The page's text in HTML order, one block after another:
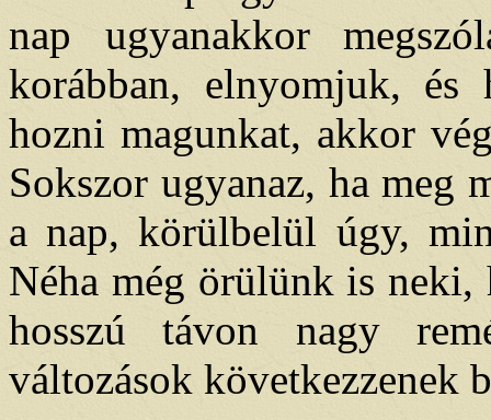
nap ugyanakkor
korábban, elnyomjuk, és
hozni magunkat, akkor
Sokszor ugyanaz, ha meg
a nap, körülbelül úgy,
Néha még örülünk is
hosszú távon nagy
változások következzenek